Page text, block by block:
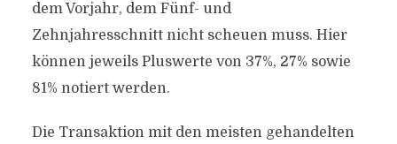
dem Vorjahr, dem Fünf- und
Zehnjahresschnitt nicht scheuen muss. Hier
können jeweils Pluswerte von 37%, 27% sowie
81% notiert werden.
Die Transaktion mit den meisten gehandelten